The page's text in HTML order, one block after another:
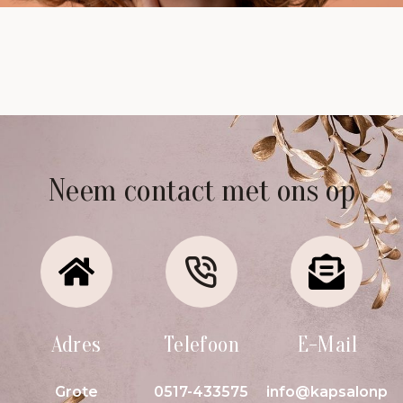
Neem contact met ons op
Adres
Grote
Telefoon
0517-433575
E-Mail
info@kapsalonp